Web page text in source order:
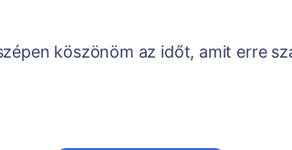
köszönöm az időt, amit erre